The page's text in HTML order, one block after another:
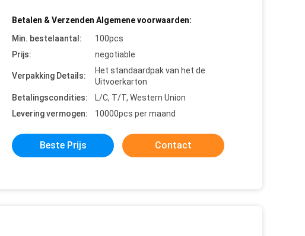
Betalen & Verzenden Algemene voorwaarden:
Min. bestelaantal:
100pcs
Prijs:
negotiable
Verpakking Details:
Het standaardpak van het de
Uitvoerkarton
Betalingscondities:
L/C, T/T, Western Union
Levering vermogen:
10000pcs per maand
Beste Prijs Contact